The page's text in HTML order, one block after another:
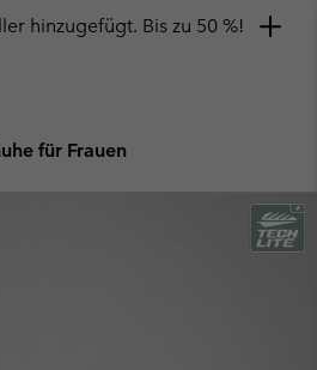
hinzugefügt. Bis zu 50 %!
für Frauen